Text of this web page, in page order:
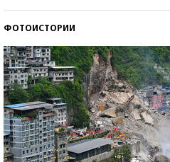
ФОТОИСТОРИИ